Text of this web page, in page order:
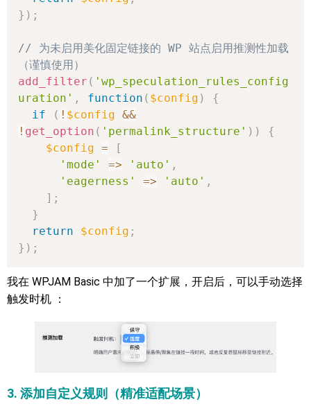
} ) ;
// 为未启用美化固定链接的 WP 站点启用推测性加载
（谨慎使用）
add_filter ( 'wp_speculation_rules_config
uration' , function ( $config )
{
if
( ! $config &&
! get_option ( 'permalink_structure' ) )
{
$config =
[
'mode'
=> 'auto' ,
'eagerness'
=> 'auto' ,
] ;
}
return
$config ;
} ) ;
我在 WPJAM Basic 中加了一个扩展，开启后，可以手动选择
触发时机 ：
3. 添加自定义规则（精准适配场景）